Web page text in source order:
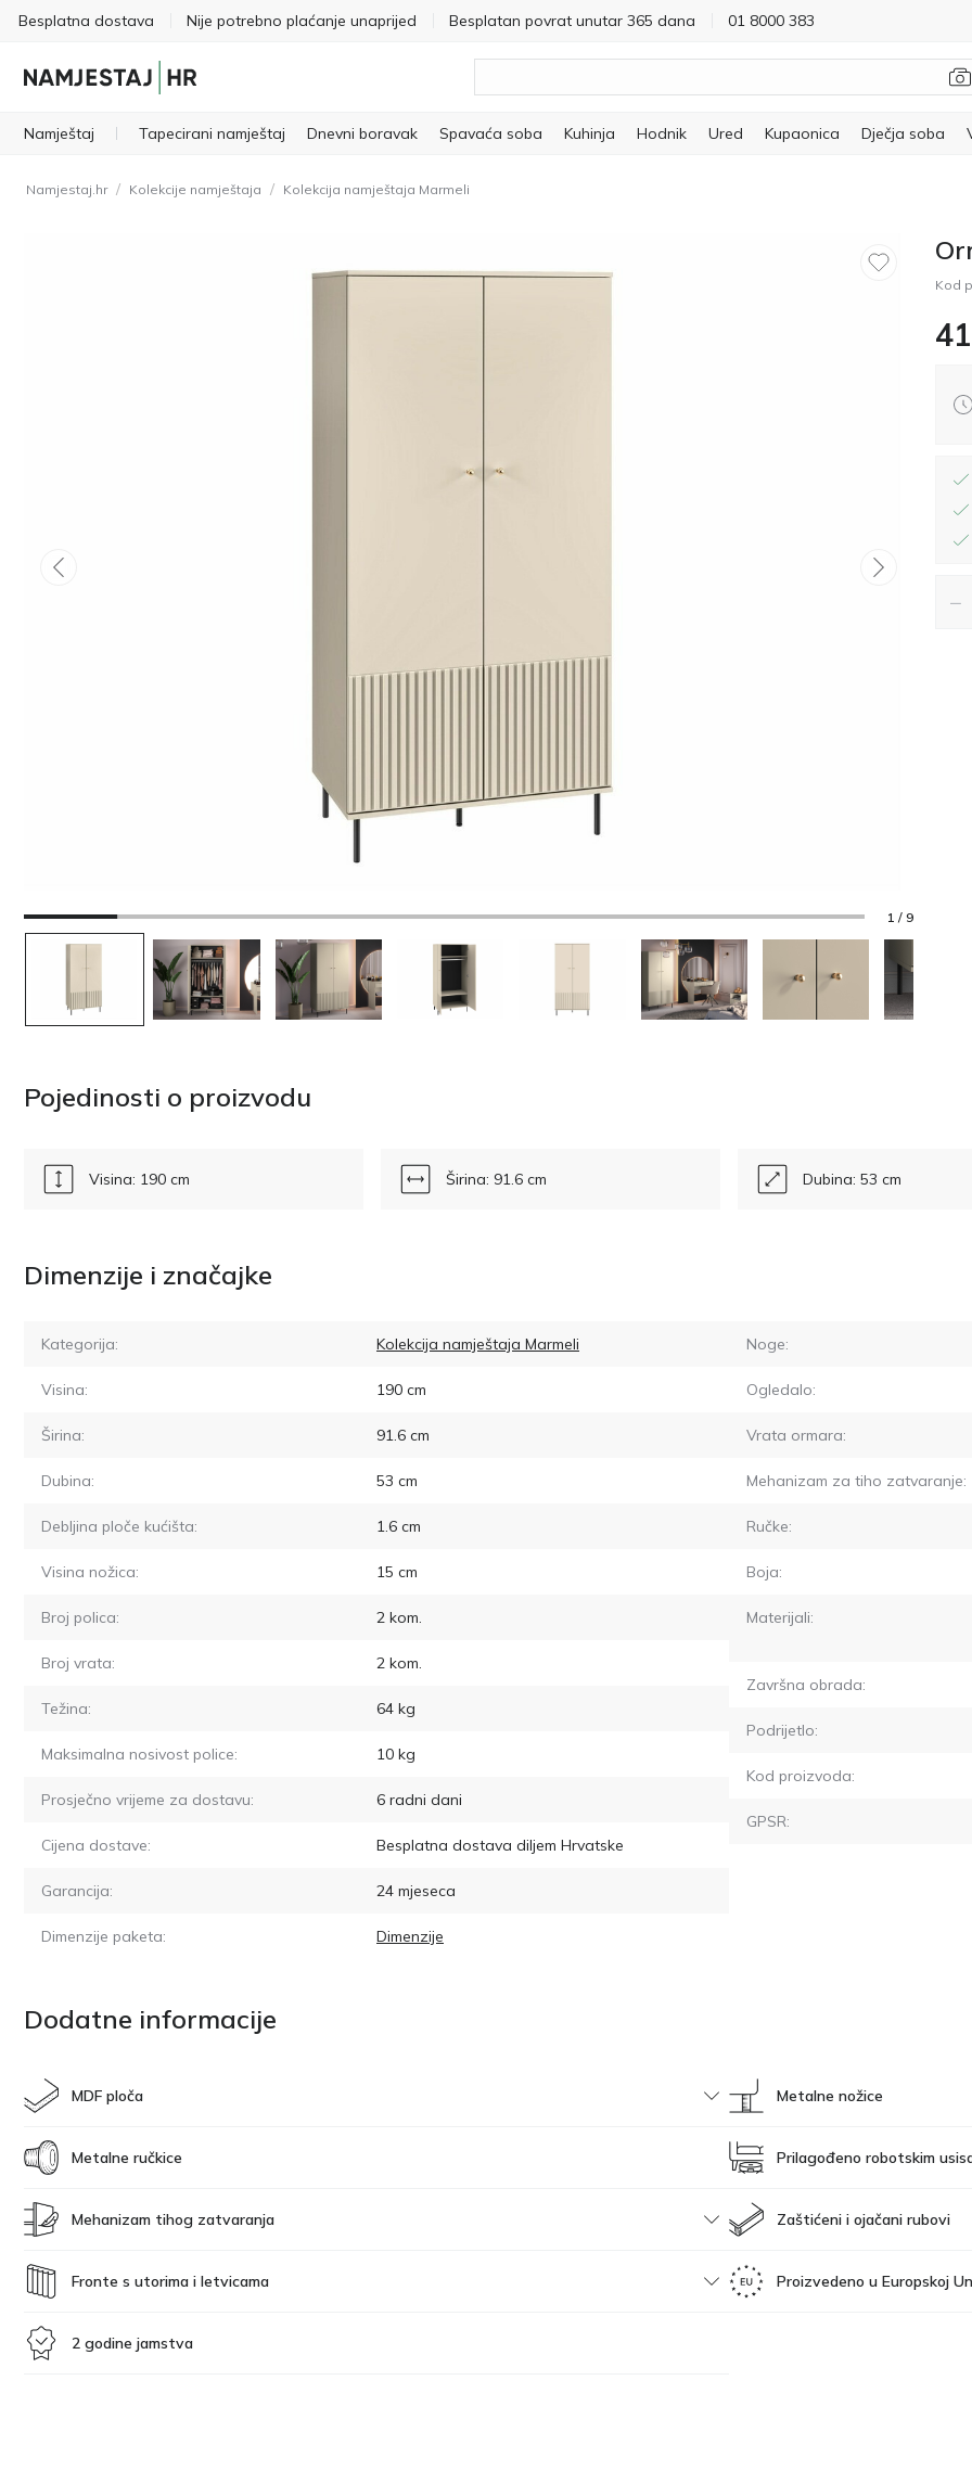
Besplatna dostava Nije potrebno plaćanje unaprijed Besplatan povrat unutar 365 dana 01 8000 383
Namještaj Tapecirani namještaj Dnevni boravak Spavaća soba Kuhinja Hodnik Ured Kupaonica Dječja soba
Namjestaj.hr / Kolekcije namještaja / Kolekcija namještaja Marmeli
1 / 9
Kod
−
Pojedinosti o proizvodu
Visina: 190 cm Širina: 91.6 cm Dubina: 53 cm
Dimenzije i značajke
Kategorija: Kolekcija namještaja Marmeli
Visina: 190 cm
Širina: 91.6 cm
Dubina: 53 cm
Debljina ploče kućišta: 1.6 cm
Visina nožica: 15 cm
Broj polica: 2 kom.
Broj vrata: 2 kom.
Težina: 64 kg
Maksimalna nosivost police: 10 kg
Prosječno vrijeme za dostavu: 6 radni dani
Cijena dostave: Besplatna dostava diljem Hrvatske
Garancija: 24 mjeseca
Dimenzije paketa: Dimenzije
Noge:
Ogledalo:
Vrata ormara:
Mehanizam za tiho zatvaranje:
Ručke:
Boja:
Materijali:
Završna obrada:
Podrijetlo:
Kod proizvoda:
GPSR:
Dodatne informacije
MDF ploča
Metalne ručkice
Mehanizam tihog zatvaranja
Fronte s utorima i letvicama
2 godine jamstva
Metalne nožice
Prilagođeno robotskim
Zaštićeni i ojačani rubovi
Proizvedeno u Europskoj